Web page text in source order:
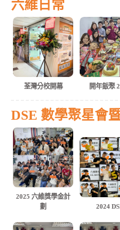
六維日常
荃灣分校開幕 開年飯聚
DSE 數學聚星會
2025 六維獎學金計
劃
2024